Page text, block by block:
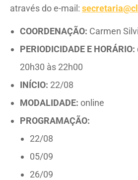
através do e-mail:
COORDENAÇÃO: Carmen
PERIODICIDADE E HORÁRIO:
20h30 às 22h00
INÍCIO: 22/08
MODALIDADE: online
PROGRAMAÇÃO:
22/08
05/09
26/09